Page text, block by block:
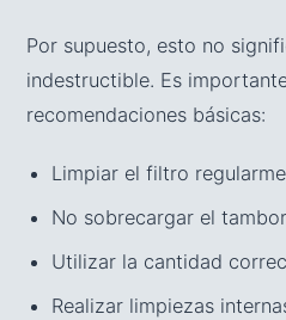
Por supuesto, esto no
indestructible. Es
recomendaciones básicas:
Limpiar el filtro
No sobrecargar el
Utilizar la cantidad
Realizar limpiezas